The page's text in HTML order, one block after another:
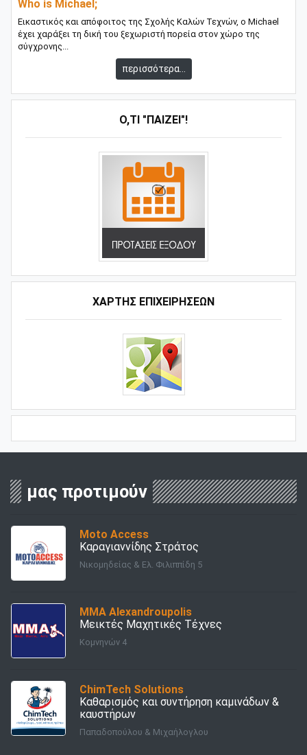
Who is Michael;
Εικαστικός και απόφοιτος της Σχολής Καλών Τεχνών, ο Michael
έχει χαράξει τη δική του ξεχωριστή πορεία στον χώρο της
σύγχρονης...
περισσότερα...
Ό,ΤΙ "ΠΑΊΖΕΙ"!
ΧΑΡΤΗΣ ΕΠΙΧΕΙΡΗΣΕΩΝ
μας προτιμούν
Moto Access
Καραγιαννίδης Στράτος
Νικομηδείας & Ελ. Φιλιππίδη 5
ΜΜΑ Alexandroupolis
Μεικτές Μαχητικές Τέχνες
Κομνηνών 4
ChimTech Solutions
Καθαρισμός και συντήρηση καμινάδων &
καυστήρων
Παπαδοπούλου & Μιχαήλογλου